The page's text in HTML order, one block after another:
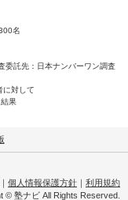
名
委託先：日本ナンバーワン調査
に対して
果
｜ 個人情報保護方針 ｜ 利用規約
© 塾ナビ All Rights Reserved.